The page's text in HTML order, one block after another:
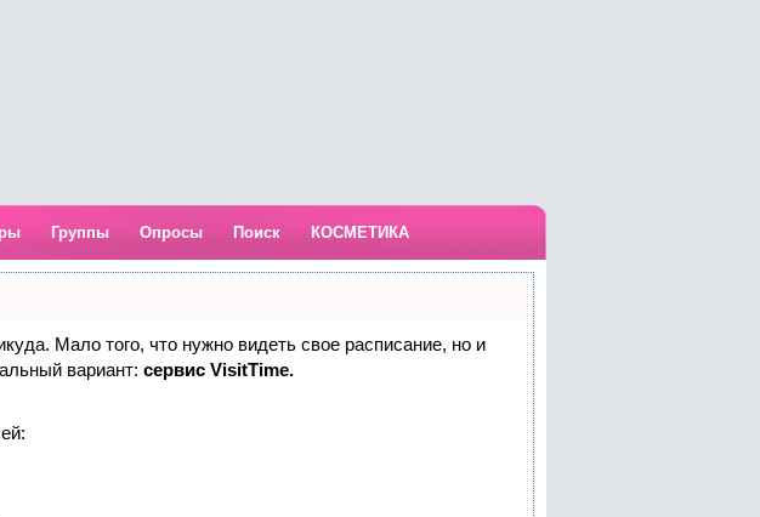
Группы Опросы Поиск КОСМЕТИКА
Мало того, что нужно видеть свое расписание, но и
вариант: сервис VisitTime.